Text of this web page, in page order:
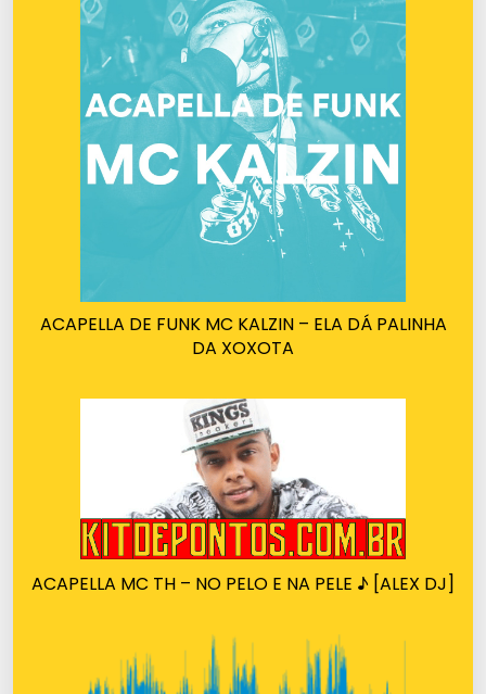
ACAPELLA DE FUNK MC KALZIN – ELA DÁ PALINHA
DA XOXOTA
ACAPELLA MC TH – NO PELO E NA PELE ♪ [ALEX DJ]